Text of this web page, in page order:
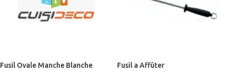
Fusil Ovale Manche Blanche Fusil a Affûter